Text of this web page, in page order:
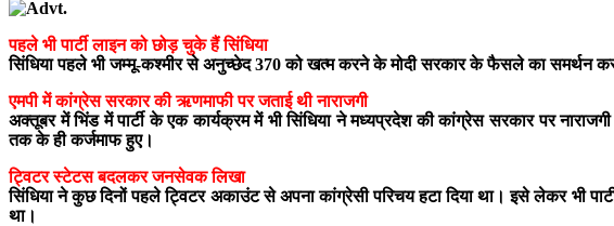
पहले भी पार्टी लाइन को छोड़ चुके हैं सिंधिया
सिंधिया पहले भी जम्मू-कश्मीर से अनुच्छेद 370 को खत्म करने के मोदी सरकार के फैसले का
एमपी में कांग्रेस सरकार की ऋणमाफी पर जताई थी नाराजगी
अक्तूबर में भिंड में पार्टी के एक कार्यक्रम में भी सिंधिया ने मध्यप्रदेश की कांग्रेस सरकार पर
तक के ही कर्जमाफ हुए।
ट्विटर स्टेटस बदलकर जनसेवक लिखा
सिंधिया ने कुछ दिनों पहले ट्विटर अकाउंट से अपना कांग्रेसी परिचय हटा दिया था। इसे लेकर भी
था।